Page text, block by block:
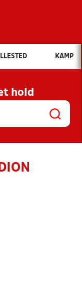
vil du søge efter?
OG NYHEDER
OG
KAMP
hold